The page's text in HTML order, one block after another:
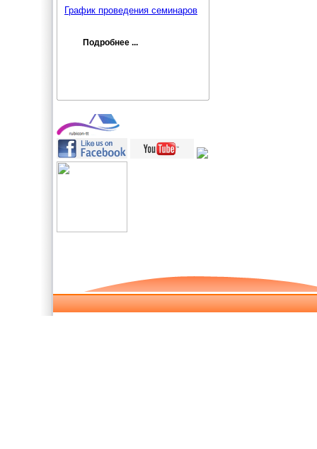
График проведения семинаров
Подробнее ...